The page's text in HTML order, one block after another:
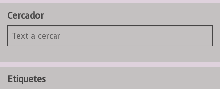
Cercador
Etiquetes